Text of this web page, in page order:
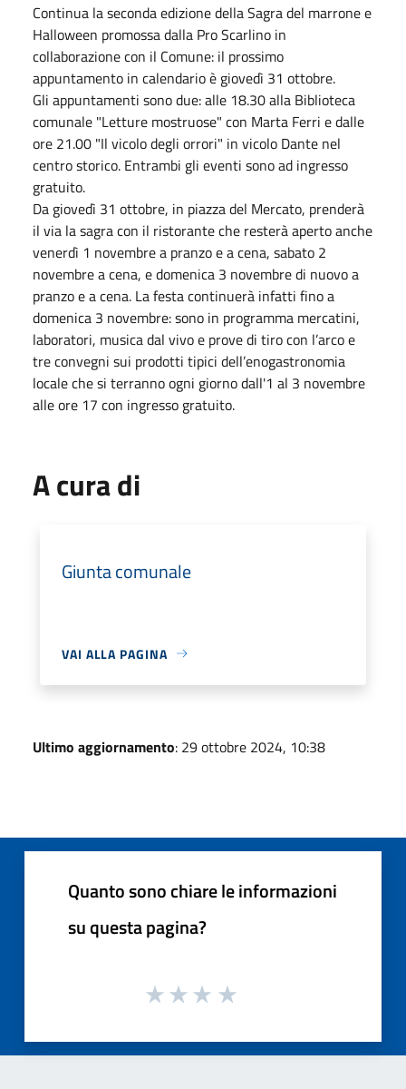
Continua la seconda edizione della Sagra del marrone e
Halloween promossa dalla Pro Scarlino in
collaborazione con il Comune: il prossimo
appuntamento in calendario è giovedì 31 ottobre.
Gli appuntamenti sono due: alle 18.30 alla Biblioteca
comunale "Letture mostruose" con Marta Ferri e dalle
ore 21.00 "Il vicolo degli orrori" in vicolo Dante nel
centro storico. Entrambi gli eventi sono ad ingresso
gratuito.
Da giovedì 31 ottobre, in piazza del Mercato, prenderà
il via la sagra con il ristorante che resterà aperto anche
venerdì 1 novembre a pranzo e a cena, sabato 2
novembre a cena, e domenica 3 novembre di nuovo a
pranzo e a cena. La festa continuerà infatti fino a
domenica 3 novembre: sono in programma mercatini,
laboratori, musica dal vivo e prove di tiro con l’arco e
tre convegni sui prodotti tipici dell’enogastronomia
locale che si terranno ogni giorno dall'1 al 3 novembre
alle ore 17 con ingresso gratuito.
A cura di
Giunta comunale
VAI ALLA PAGINA
Ultimo aggiornamento: 29 ottobre 2024, 10:38
Quanto sono chiare le informazioni
su questa pagina?